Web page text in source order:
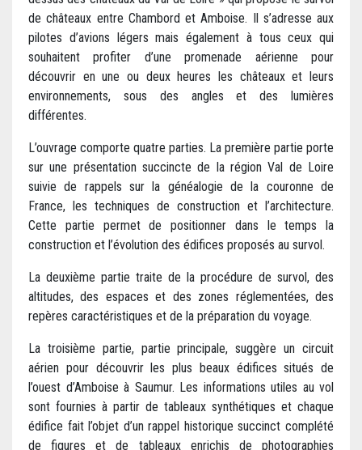
de châteaux entre Chambord et Amboise. Il s’adresse aux
pilotes d’avions légers mais également à tous ceux qui
souhaitent profiter d’une promenade aérienne pour
découvrir en une ou deux heures les châteaux et leurs
environnements, sous des angles et des lumières
différentes.
L’ouvrage comporte quatre parties. La première partie porte
sur une présentation succincte de la région Val de Loire
suivie de rappels sur la généalogie de la couronne de
France, les techniques de construction et l’architecture.
Cette partie permet de positionner dans le temps la
construction et l’évolution des édifices proposés au survol.
La deuxième partie traite de la procédure de survol, des
altitudes, des espaces et des zones réglementées, des
repères caractéristiques et de la préparation du voyage.
La troisième partie, partie principale, suggère un circuit
aérien pour découvrir les plus beaux édifices situés de
l’ouest d’Amboise à Saumur. Les informations utiles au vol
sont fournies à partir de tableaux synthétiques et chaque
édifice fait l’objet d’un rappel historique succinct complété
de figures et de tableaux enrichis de photographies